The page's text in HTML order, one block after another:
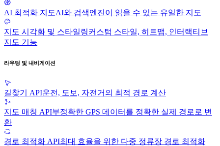
AI 최적화 지도AI와 검색엔진이 읽을 수 있는 유일한 지도
지도 시각화 및 스타일링커스텀 스타일, 히트맵, 인터랙티브
지도 기능
라우팅 및 내비게이션
길찾기 API운전, 도보, 자전거의 최적 경로 계산
지도 매칭 API부정확한 GPS 데이터를 정확한 실제 경로로 변
환
경로 최적화 API최대 효율을 위한 다중 정류장 경로 최적화